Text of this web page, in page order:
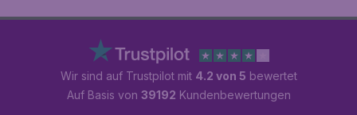
Wir sind auf Trustpilot mit 4.2 von 5 bewertet
Auf Basis von 39192 Kundenbewertungen